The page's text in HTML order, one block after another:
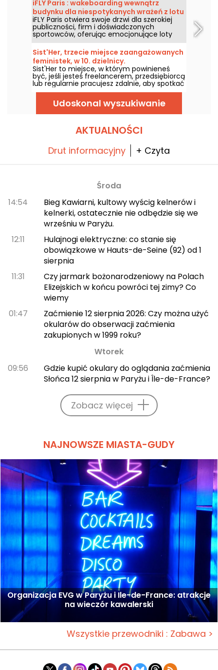
zamian można wziąć udział w godzinnej
modlitwie nocnej — coś, co z pewnością
zostanie w pamięci.
iFLY Paris : wakeboarding wewnątrz
budynku dla niespotykanych wrażeń z lotu
iFLY Paris otwiera swoje drzwi dla szerokiej
publiczności, firm i doświadczonych
sportowców, oferując emocjonujące loty
spadochronowe wewnątrz ogromnej,
szklanej rury. To miejsce, gdzie można
poczuć adrenalinę — bez ryzyka, bez
konieczności wcześniejszego przygotowania,
od 5 do 105 lat! Wznieście się w powietrze!
Sist'Her, trzecie miejsce zaangażowanych
feministek, w 10. dzielnicy.
Sist'Her to miejsce, w którym powinieneś
być, jeśli jesteś freelancerem, przedsiębiorcą
lub regularnie pracujesz zdalnie, aby spotkać
się z innymi profesjonalistami z pasją,
wymienić się pomysłami na określone
tematy lub rozwinąć swój projekt przy
odpowiednim wsparciu. Sist'Her to trzecie
siostrzeństwo w centrum uwagi, na rue du
Faubourg Saint Martin w 10. dzielnicy.
Udoskonal wyszukiwanie
AKTUALNOŚCI
Drut informacyjny + Czyta
Środa
14:54
Bieg Kawiarni, kultowy wyścig kelnerów i
kelnerki, ostatecznie nie odbędzie się we
wrześniu w Paryżu.
12:11
Hulajnogi elektryczne: co stanie się
obowiązkowe w Hauts-de-Seine (92) od 1
sierpnia
11:31
Czy jarmark bożonarodzeniowy na Polach
Elizejskich w końcu powróci tej zimy? Co
wiemy
01:47
Zaćmienie 12 sierpnia 2026: Czy można użyć
okularów do obserwacji zaćmienia
zakupionych w 1999 roku?
Wtorek
09:56
Gdzie kupić okulary do oglądania zaćmienia
Słońca 12 sierpnia w Paryżu i Île-de-France?
Zobacz więcej
NAJNOWSZE MIASTA-GUDY
Organizacja EVG w Paryżu i Ile-de-France: atrakcje
na wieczór kawalerski
Wszystkie przewodniki : Zabawa >